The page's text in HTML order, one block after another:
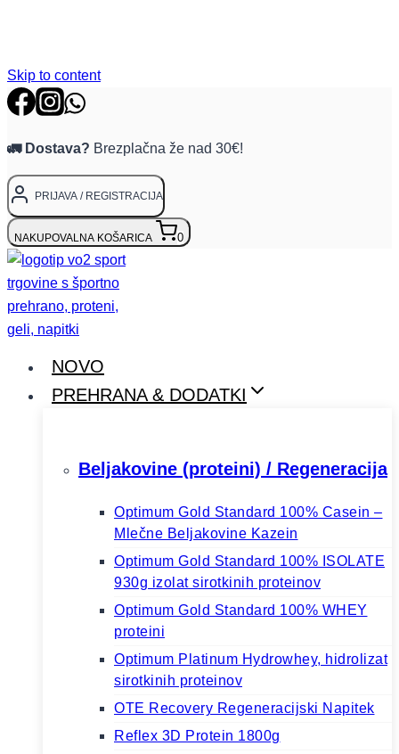
Skip to content
🚛 Dostava? Brezplačna že nad 30€!
PRIJAVA / REGISTRACIJA
NAKUPOVALNA KOŠARICA 0
NOVO
PREHRANA & DODATKI
Beljakovine (proteini) / Regeneracija
Optimum Gold Standard 100% Casein –
Mlečne Beljakovine Kazein
Optimum Gold Standard 100% ISOLATE
930g izolat sirotkinih proteinov
Optimum Gold Standard 100% WHEY
proteini
Optimum Platinum Hydrowhey, hidrolizat
sirotkinih proteinov
OTE Recovery Regeneracijski Napitek
Reflex 3D Protein 1800g